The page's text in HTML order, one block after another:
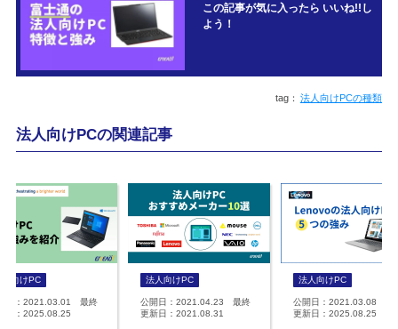
この記事が気に入ったら いいね!!し
よう！
法人向けPCの種類
法人向けPCの関連記事
人向けPC
日：2021.03.01 最終
日：2025.08.25
法人向けPC
公開日：2021.04.23 最終
更新日：2021.08.31
法人向けPC
公開日：2021.03.08 最
更新日：2025.08.25